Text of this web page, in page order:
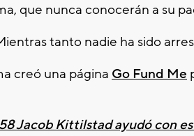
que nunca conocerán a su
tanto nadie ha sido
creó una página Go Fund Me
Jacob Kittilstad ayudó con